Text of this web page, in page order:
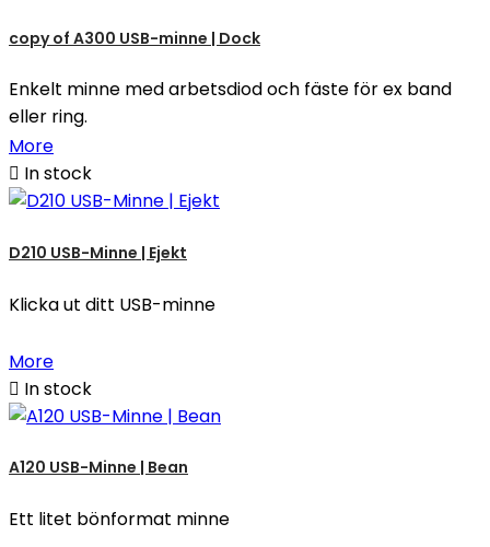
copy of A300 USB-minne | Dock
Enkelt minne med arbetsdiod och fäste för ex band
eller ring.
More
 In stock
D210 USB-Minne | Ejekt
Klicka ut ditt USB-minne
More
 In stock
A120 USB-Minne | Bean
Ett litet bönformat minne